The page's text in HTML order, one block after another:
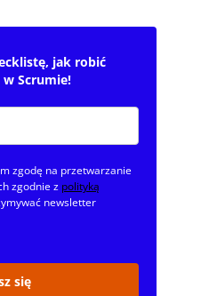
jak robić
Scrumie!
zgodę na przetwarzanie
zgodnie z polityką
newsletter
się